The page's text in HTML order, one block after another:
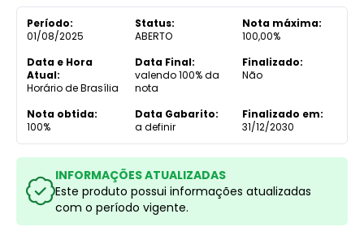
Período:
01/08/2025
Status:
ABERTO
Nota máxima:
100,00%
Data e Hora
Atual:
Horário de Brasília
Data Final:
valendo 100% da
nota
Finalizado:
Não
Nota obtida:
100%
Data Gabarito:
a definir
Finalizado em:
31/12/2030
INFORMAÇÕES ATUALIZADAS
Este produto possui informações atualizadas
com o período vigente.